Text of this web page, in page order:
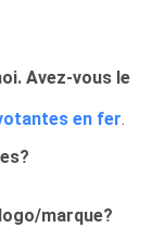
Avez-vous le
en fer.
marque?